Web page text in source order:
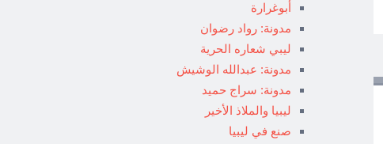
أبوغرارة
مدونة: رواد رضوان
ليبي شعاره الحرية
مدونة: عبدالله الوشيش
مدونة: سراج حميد
ليبيا والملاذ الأخير
صنع في ليبيا